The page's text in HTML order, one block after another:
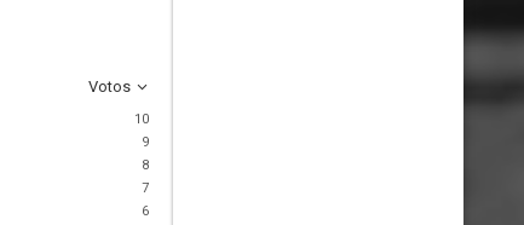
Votos
10
9
8
7
6